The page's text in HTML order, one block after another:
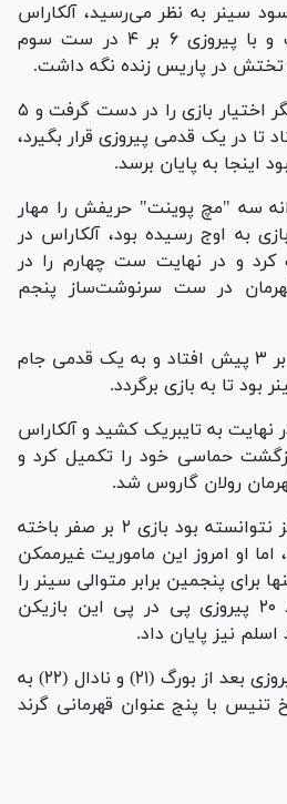
سینر به نظر می‌رسید، آلکاراس
دست از تلاش بر نداشت و با پیروزی ۶ بر ۴ در ست سوم
تختش در پاریس زنده نگه داشت.
در ست چهارم سینر بار دیگر اختیار بازی را در دست گرفت و ۵
افتاد تا در یک قدمی پیروزی قرار بگیرد،
اینجا به پایان برسد.
سه "مچ پوینت" حریفش را مهار
به اوج رسیده بود، آلکاراس در
و در نهایت ست چهارم را در
در ست سرنوشت‌ساز پنجم
در ست نهایی آلکاراس ۵ بر ۳ پیش افتاد و به یک قدمی جام
بود تا به بازی برگردد.
به تایبریک کشید و آلکاراس
قاطع ۱۰ بر ۲ بازگشت حماسی خود را تکمیل کرد و
رولان گاروس شد.
آلکاراس پیش از این هرگز نتوانسته بود بازی ۲ بر صفر باخته
او امروز این ماموریت غیرممکن
برای پنجمین برابر متوالی سینر را
شکست داد بلکه به روند ۲۰ پیروزی پی در پی این بازیکن
اسلم نیز پایان داد.
آلکاراس ۲۲ ساله با این پیروزی بعد از بورگ (۲۱) و نادال (۲۲) به
تنیس با پنج عنوان قهرمانی گرند